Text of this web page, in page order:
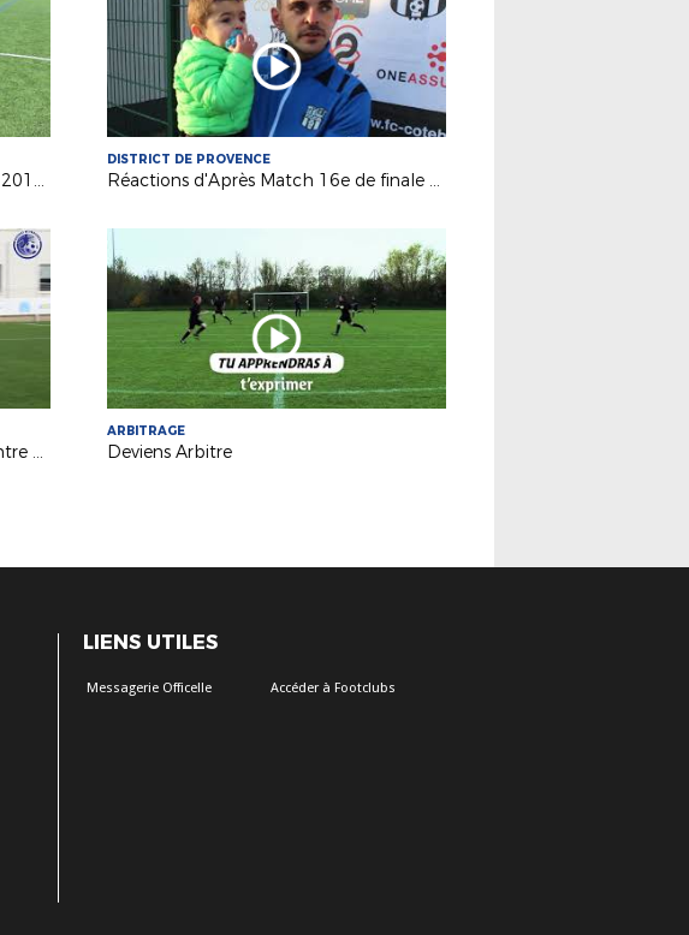
"Les Filles Fête du Foot" le 14 mars 2018 à Coudoux
DISTRICT DE PROVENCE
Réactions d'Après Match 16e de finale Coupe Gambardella FC Côte Bleue 0 - 1 Toulouse FC
Formation CFF1 module U9 au Centre Robert Louis Dreyfus
ARBITRAGE
Deviens Arbitre
LIENS UTILES
Messagerie Officelle Accéder à Footclubs